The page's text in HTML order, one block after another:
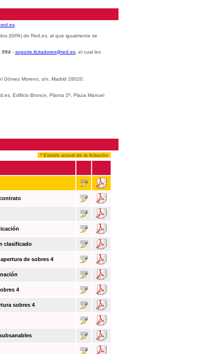
.
(GPA) de Red.es, al que igualmente se
094- soporte.licitadores@red.es, el cual les
Gómez Moreno, s/n, Madrid 28020.
Edificio Bronce, Planta 2ª, Plaza Manuel
* Estado actual de la licitación
clasificado
de sobres 4
4
sobres 4